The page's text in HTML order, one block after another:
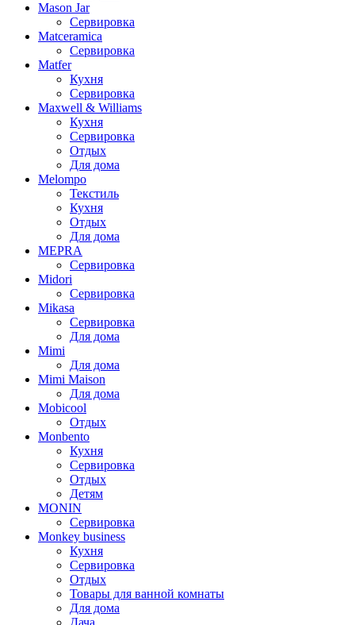
Mason Jar
Сервировка
Matceramica
Сервировка
Matfer
Кухня
Сервировка
Maxwell & Williams
Кухня
Сервировка
Отдых
Для дома
Melompo
Текстиль
Кухня
Отдых
Для дома
MEPRA
Сервировка
Midori
Сервировка
Mikasa
Сервировка
Для дома
Mimi
Для дома
Mimi Maison
Для дома
Mobicool
Отдых
Monbento
Кухня
Сервировка
Отдых
Детям
MONIN
Сервировка
Monkey business
Кухня
Сервировка
Отдых
Товары для ванной комнаты
Для дома